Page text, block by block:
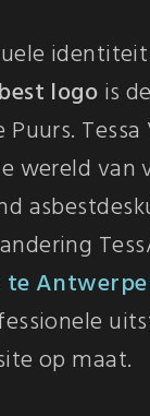
logo is
Puurs.
wereld van
te
op maat.